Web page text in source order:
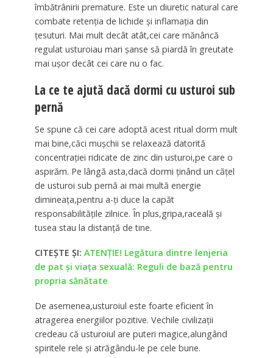
îmbătrânirii premature. Este un diuretic natural care
combate retenţia de lichide şi inflamaţia din
ţesuturi. Mai mult decât atât,cei care mănâncă
regulat usturoiau mari şanse să piardă în greutate
mai uşor decât cei care nu o fac.
La ce te ajută dacă dormi cu usturoi sub
pernă
Se spune că cei care adoptă acest ritual dorm mult
mai bine,căci muşchii se relaxează datorită
concentraţiei ridicate de zinc din usturoi,pe care o
aspirăm. Pe lângă asta,dacă dormi ţinând un căţel
de usturoi sub pernă ai mai multă energie
dimineaţa,pentru a-ţi duce la capăt
responsabilităţile zilnice. În plus,gripa,raceală şi
tusea stau la distanţă de tine.
CITEȘTE ȘI: ATENŢIE! Legătura dintre lenjeria
de pat şi viaţa sexuală: Reguli de bază pentru
propria sănătate
De asemenea,usturoiul este foarte eficient în
atragerea energiilor pozitive. Vechile civilizaţii
credeau că usturoiul are puteri magice,alungând
spiritele rele şi atrăgându-le pe cele bune.